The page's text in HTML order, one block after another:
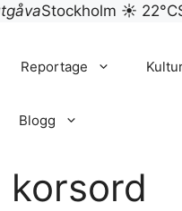
Stockholm ☀ 22°C
Reportage
Blogg
korsord